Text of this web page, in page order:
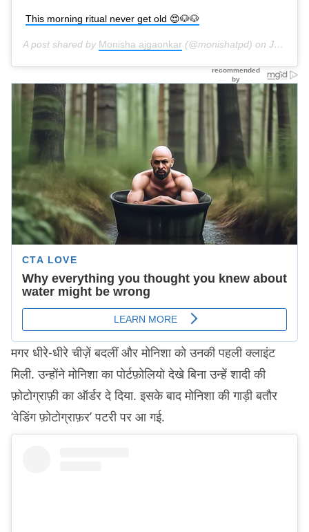
This morning ritual never get old 😍🐶🐶
A post shared by Monisha ajgaonkar (@monishatpd) on Jul 2, 2019 at 10:31pm PDT
मगर धीरे-धीरे चीज़ें बदलीं और मोनिशा को उनकी पहली क्लाइंट
मिली. उन्होंने मोनिशा का पोर्टफ़ोलियो देखे बिना उन्हें शादी की
फ़ोटोग्राफ़ी का ऑर्डर दे दिया. इसके बाद मोनिशा की गाड़ी बतौर
‘वेडिंग फ़ोटोग्राफ़र’ पटरी पर आ गई.